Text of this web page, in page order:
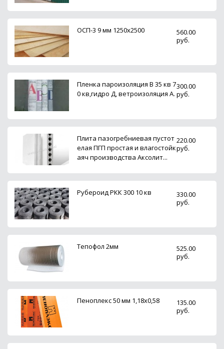
ОСП-3 9 мм 1250х2500
560.00
руб.
Пленка пароизоляция В 35 кв 7
0 кв,гидро Д, ветроизоляция А.
300.00
руб.
Плита пазогребниевая пустот
елая ПГП простая и влагостойк
аяч производства Аксолит...
220.00
руб.
Рубероид РКК 300 10 кв
330.00
руб.
Тепофол 2мм
525.00
руб.
Пеноплекс 50 мм 1,18х0,58
135.00
руб.